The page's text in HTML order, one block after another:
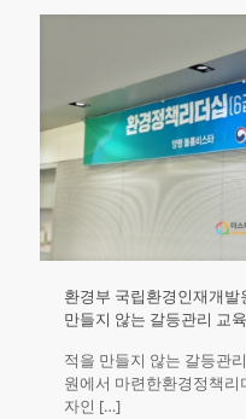
환경부 국립환경인재개
만들지 않는 갈등관리 교육
적을 만들지 않는 갈등관
원에서 마련한환경정책
자인 […]